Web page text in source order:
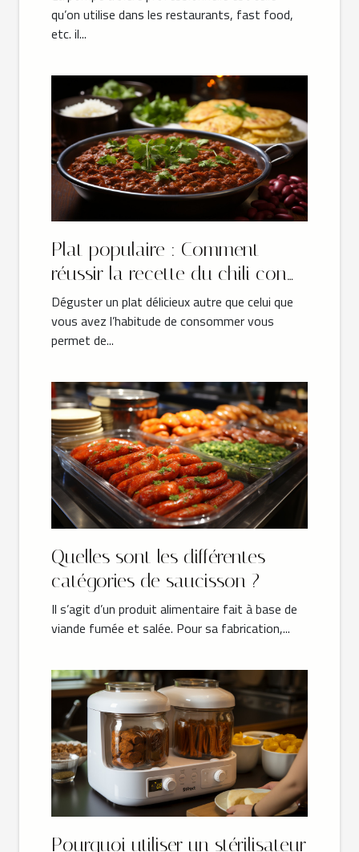
qu’on utilise dans les restaurants, fast food,
etc. il...
Plat populaire : Comment
réussir la recette du chili con
carne authentique ?
Déguster un plat délicieux autre que celui que
vous avez l’habitude de consommer vous
permet de...
Quelles sont les différentes
catégories de saucisson ?
Il s’agit d’un produit alimentaire fait à base de
viande fumée et salée. Pour sa fabrication,...
Pourquoi utiliser un stérilisateur